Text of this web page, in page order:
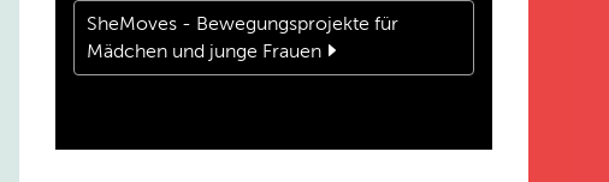
SheMoves - Bewegungsprojekte für
Mädchen und junge Frauen